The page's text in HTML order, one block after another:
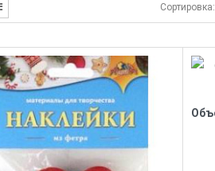
Сортировка: